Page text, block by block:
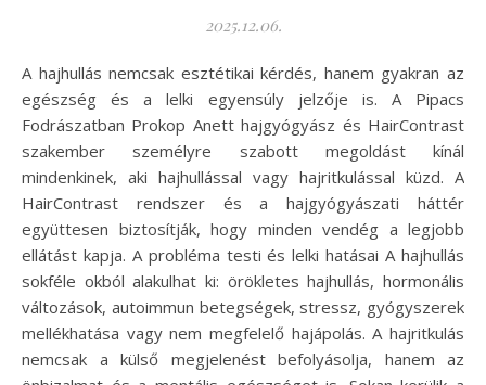
2025.12.06.
A hajhullás nemcsak esztétikai kérdés, hanem gyakran az
egészség és a lelki egyensúly jelzője is. A Pipacs
Fodrászatban Prokop Anett hajgyógyász és HairContrast
szakember személyre szabott megoldást kínál
mindenkinek, aki hajhullással vagy hajritkulással küzd. A
HairContrast rendszer és a hajgyógyászati háttér
együttesen biztosítják, hogy minden vendég a legjobb
ellátást kapja. A probléma testi és lelki hatásai A hajhullás
sokféle okból alakulhat ki: örökletes hajhullás, hormonális
változások, autoimmun betegségek, stressz, gyógyszerek
mellékhatása vagy nem megfelelő hajápolás. A hajritkulás
nemcsak a külső megjelenést befolyásolja, hanem az